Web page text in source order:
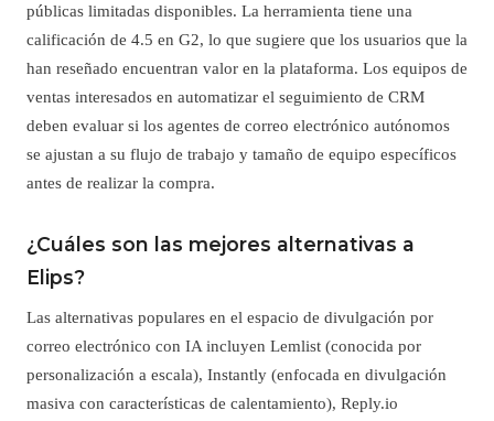
públicas limitadas disponibles. La herramienta tiene una
calificación de 4.5 en G2, lo que sugiere que los usuarios que la
han reseñado encuentran valor en la plataforma. Los equipos de
ventas interesados en automatizar el seguimiento de CRM
deben evaluar si los agentes de correo electrónico autónomos
se ajustan a su flujo de trabajo y tamaño de equipo específicos
antes de realizar la compra.
¿Cuáles son las mejores alternativas a
Elips?
Las alternativas populares en el espacio de divulgación por
correo electrónico con IA incluyen Lemlist (conocida por
personalización a escala), Instantly (enfocada en divulgación
masiva con características de calentamiento), Reply.io